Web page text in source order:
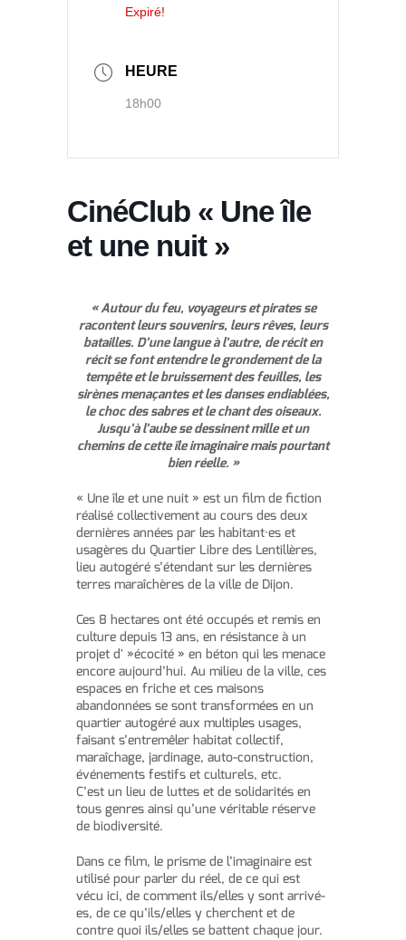
Expiré!
HEURE
18h00
CinéClub « Une île
et une nuit »
« Autour du feu, voyageurs et pirates se
racontent leurs souvenirs, leurs rêves, leurs
batailles. D’une langue à l’autre, de récit en
récit se font entendre le grondement de la
tempête et le bruissement des feuilles, les
sirènes menaçantes et les danses endiablées,
le choc des sabres et le chant des oiseaux.
Jusqu’à l’aube se dessinent mille et un
chemins de cette île imaginaire mais pourtant
bien réelle. »
« Une île et une nuit » est un film de fiction
réalisé collectivement au cours des deux
dernières années par les habitant·es et
usagères du Quartier Libre des Lentillères,
lieu autogéré s’étendant sur les dernières
terres maraîchères de la ville de Dijon.
Ces 8 hectares ont été occupés et remis en
culture depuis 13 ans, en résistance à un
projet d' »écocité » en béton qui les menace
encore aujourd’hui. Au milieu de la ville, ces
espaces en friche et ces maisons
abandonnées se sont transformées en un
quartier autogéré aux multiples usages,
faisant s’entremêler habitat collectif,
maraîchage, jardinage, auto-construction,
événements festifs et culturels, etc.
C’est un lieu de luttes et de solidarités en
tous genres ainsi qu’une véritable réserve
de biodiversité.
Dans ce film, le prisme de l’imaginaire est
utilisé pour parler du réel, de ce qui est
vécu ici, de comment ils/elles y sont arrivé-
es, de ce qu’ils/elles y cherchent et de
contre quoi ils/elles se battent chaque jour.